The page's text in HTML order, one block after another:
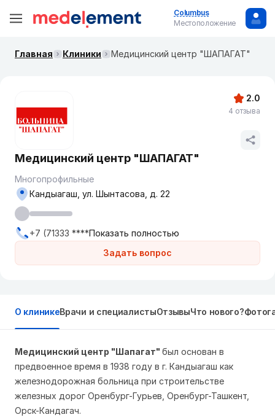
Columbus
Местоположение
Главная Клиники Медицинский центр "ШАПАГАТ"
Медицинский центр "ШАПАГАТ"
Многопрофильные
Задать вопрос
Кандыагаш, ул. Шынтасова, д. 22
+7 (71333 ****Показать полностью
2.0
4 отзыва
О клиникеВрачи и специалистыОтзывыЧто нового?
Медицинский центр "Шапагат" был основан в
предвоенное время в 1938 году в г. Кандыагаш как
железнодорожная больница при строительстве
железных дорог Оренбург-Гурьев, Оренбург-Ташкент,
Орск-Кандагач.